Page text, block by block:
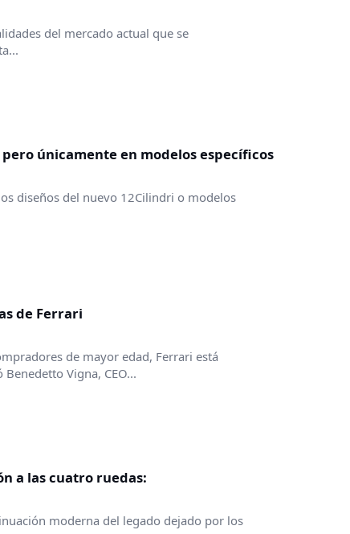
del mercado actual que se
únicamente en modelos específicos
diseños del nuevo 12Cilindri o modelos
de Ferrari
de mayor edad, Ferrari está
Vigna, CEO...
a las cuatro ruedas:
moderna del legado dejado por los